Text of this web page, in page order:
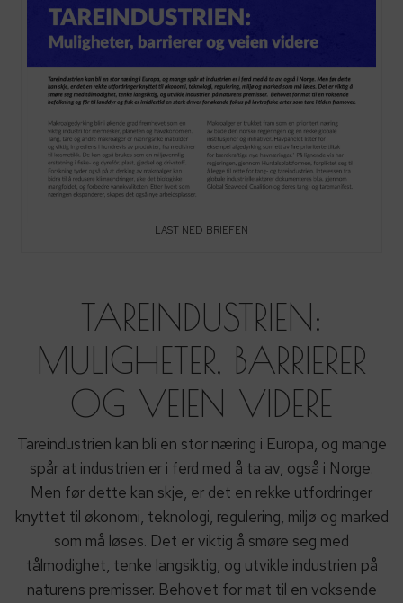
LAST NED BRIEFEN
TAREINDUSTRIEN:
MULIGHETER, BARRIERER
OG VEIEN VIDERE
Tareindustrien kan bli en stor næring i Europa, og mange
spår at industrien er i ferd med å ta av, også i Norge.
Men før dette kan skje, er det en rekke utfordringer
knyttet til økonomi, teknologi, regulering, miljø og marked
som må løses. Det er viktig å smøre seg med
tålmodighet, tenke langsiktig, og utvikle industrien på
naturens premisser. Behovet for mat til en voksende